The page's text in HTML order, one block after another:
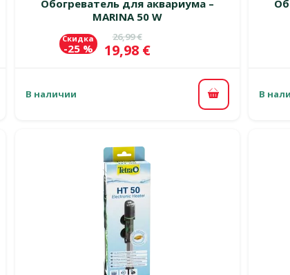
Обогреватель для аквариума –
MARINA 50 W
Исходная цена
26,99 €
Цена
19,98 €
Скидка
-25 %
В наличии В корзину
В